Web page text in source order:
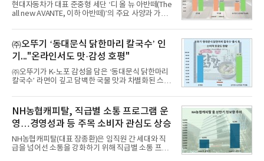
현대자동차가 대표 준중형 세단 ‘디 올 뉴 아반떼(The
all new AVANTE, 이하 아반떼)’의 주요 사양과 가격
떼는 6년 만에 선보이는 8세대 완전변경 모델로, ▲정
교한 선과 면을 중심으로 완성한 파격적인 디자인 ▲
과거 중형 세단 수준으로 확대된 차체 제원 ▲글로벌
최고 수준의 안전성 ▲성능과 효율을 동시에 높인 주
행 완성도 ▲첨단 편의 및 디지털 사양 적용 등을 통해
글로벌 준중형 세단의 새로운 기준을 세웠다.아반떼
는 가솔린 2.0과 1.6 하이브리드 두 가지 파워트레인
넘
㈜오뚜기 ‘동대문식 닭한마리 칼국수’ 인
기..."온라인서도 맛·감성 호평"
㈜오뚜기가 K-노포 감성을 담은 ‘동대문식 닭한마리
칼국수’ 라면이 깊고 담백한 국물 맛과 차별화된 스토
혔다.‘동대문식 닭한마리 칼국수’는 예상을 뛰어넘는
소비자 호응에 힘입어 지난 7월 13일 첫 선을 보인 지
단 18일 만에 누적 판매량 50만 개를 돌파하는 성과를
거두었다.이번 신제품은 개발진이 전국의 닭한마리
전문점을 직접 찾아 다니며 최적의 육수 비율을 완성
했다. 자극적이지 않으면서도 깊은 닭육수에 마늘의
개운한 풍미를 더했으며, 국물이 잘 배어들면서도 쫄
NH농협캐피탈, 직급별 소통 프로그램 운
영…경영성과 등 주목 소비자 관심도 상승
NH농협캐피탈(대표 장종환)은 임직원 간 세대와 직
급을 넘어선 소통을 강화하기 위해 직급별 소통 프로